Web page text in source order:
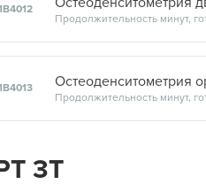
Продолжительность минут,
Продолжительность минут,
3Т